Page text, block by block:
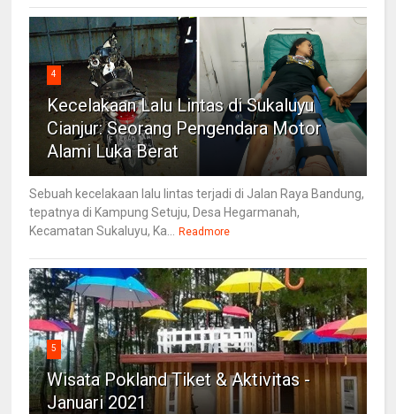
4
Kecelakaan Lalu Lintas di Sukaluyu
Cianjur: Seorang Pengendara Motor
Alami Luka Berat
Sebuah kecelakaan lalu lintas terjadi di Jalan Raya Bandung,
tepatnya di Kampung Setuju, Desa Hegarmanah,
Kecamatan Sukaluyu, Ka...
Readmore
5
Wisata Pokland Tiket & Aktivitas -
Januari 2021